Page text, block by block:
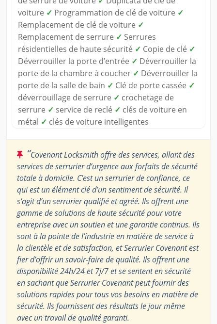
voiture ✓ Programmation de clé de voiture ✓
Remplacement de clé de voiture ✓
Remplacement de serrure ✓ Serrures
résidentielles de haute sécurité ✓ Copie de clé ✓
Déverrouiller la porte d’entrée ✓ Déverrouiller la
porte de la chambre à coucher ✓ Déverrouiller la
porte de la salle de bain ✓ Clé de porte cassée ✓
déverrouillage de serrure ✓ crochetage de
serrure ✓ service de reclé ✓ clés de voiture en
métal ✓ clés de voiture intelligentes
“Covenant Locksmith offre des services, allant des
services de serrurier d’urgence aux forfaits de sécurité
totale à domicile. C’est un serrurier de confiance, ce
qui est un élément clé d’un sentiment de sécurité. Il
s’agit d’un serrurier qualifié et agréé. Ils offrent une
gamme de solutions de haute sécurité pour votre
entreprise avec un soutien et une garantie continus. Ils
sont à la pointe de l’industrie en matière de service à
la clientèle et de satisfaction, et Serrurier Covenant est
fier d’offrir un savoir-faire de qualité. Ils offrent une
disponibilité 24h/24 et 7j/7 et se sentent en sécurité
en sachant que Serrurier Covenant peut fournir des
solutions rapides pour tous vos besoins en matière de
sécurité. Ils fournissent des résultats le jour même
avec un travail de qualité garanti.